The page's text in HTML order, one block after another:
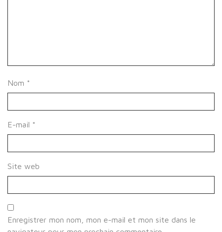
Nom *
E-mail *
Site web
Enregistrer mon nom, mon e-mail et mon site dans le